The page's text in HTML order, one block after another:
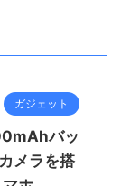
ガジェット
バッ
メラを搭